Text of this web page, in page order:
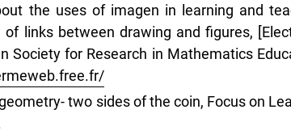
the uses of imagen in learning and
links between drawing and figures,
Society for Research in Mathematics
two sides of the coin, Focus on